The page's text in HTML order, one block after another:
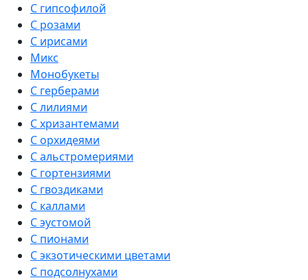
С гипсофилой
С розами
С ирисами
Микс
Монобукеты
С герберами
С лилиями
С хризантемами
С орхидеями
С альстромериями
С гортензиями
С гвоздиками
С каллами
С эустомой
С пионами
С экзотическими цветами
С подсолнухами